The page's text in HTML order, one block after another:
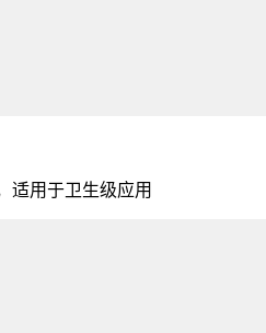
适用于卫生级应用